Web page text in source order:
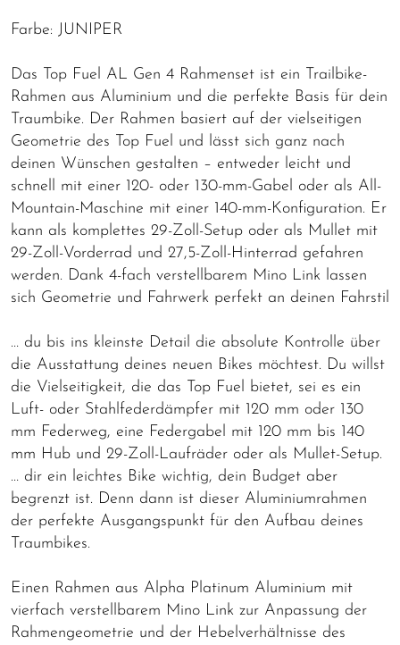
Farbe: JUNIPER
Das Top Fuel AL Gen 4 Rahmenset ist ein Trailbike-
Rahmen aus Aluminium und die perfekte Basis für dein
Traumbike. Der Rahmen basiert auf der vielseitigen
Geometrie des Top Fuel und lässt sich ganz nach
deinen Wünschen gestalten – entweder leicht und
schnell mit einer 120- oder 130-mm-Gabel oder als All-
Mountain-Maschine mit einer 140-mm-Konfiguration. Er
kann als komplettes 29-Zoll-Setup oder als Mullet mit
29-Zoll-Vorderrad und 27,5-Zoll-Hinterrad gefahren
werden. Dank 4-fach verstellbarem Mino Link lassen
sich Geometrie und Fahrwerk perfekt an deinen Fahrstil
… du bis ins kleinste Detail die absolute Kontrolle über
die Ausstattung deines neuen Bikes möchtest. Du willst
die Vielseitigkeit, die das Top Fuel bietet, sei es ein
Luft- oder Stahlfederdämpfer mit 120 mm oder 130
mm Federweg, eine Federgabel mit 120 mm bis 140
mm Hub und 29-Zoll-Laufräder oder als Mullet-Setup.
… dir ein leichtes Bike wichtig, dein Budget aber
begrenzt ist. Denn dann ist dieser Aluminiumrahmen
der perfekte Ausgangspunkt für den Aufbau deines
Traumbikes.
Einen Rahmen aus Alpha Platinum Aluminium mit
vierfach verstellbarem Mino Link zur Anpassung der
Rahmengeometrie und der Hebelverhältnisse des